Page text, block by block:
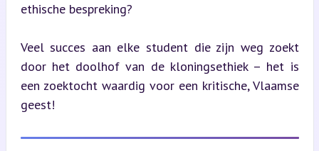
ethische bespreking?
Veel succes aan elke student die zijn weg zoekt
door het doolhof van de kloningsethiek – het is
een zoektocht waardig voor een kritische, Vlaamse
geest!